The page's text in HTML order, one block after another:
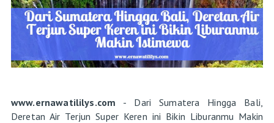
www.ernawatililys.com - Dari Sumatera Hingga Bali,
Deretan Air Terjun Super Keren ini Bikin Liburanmu Makin